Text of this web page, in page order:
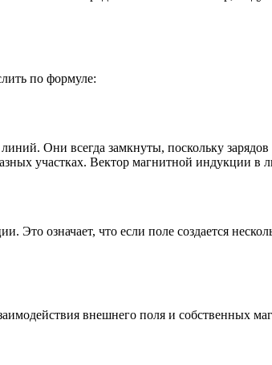
по формуле:
Они всегда замкнуты, поскольку
участках. Вектор магнитной индукции
Это означает, что если поле создается
внешнего поля и собственных